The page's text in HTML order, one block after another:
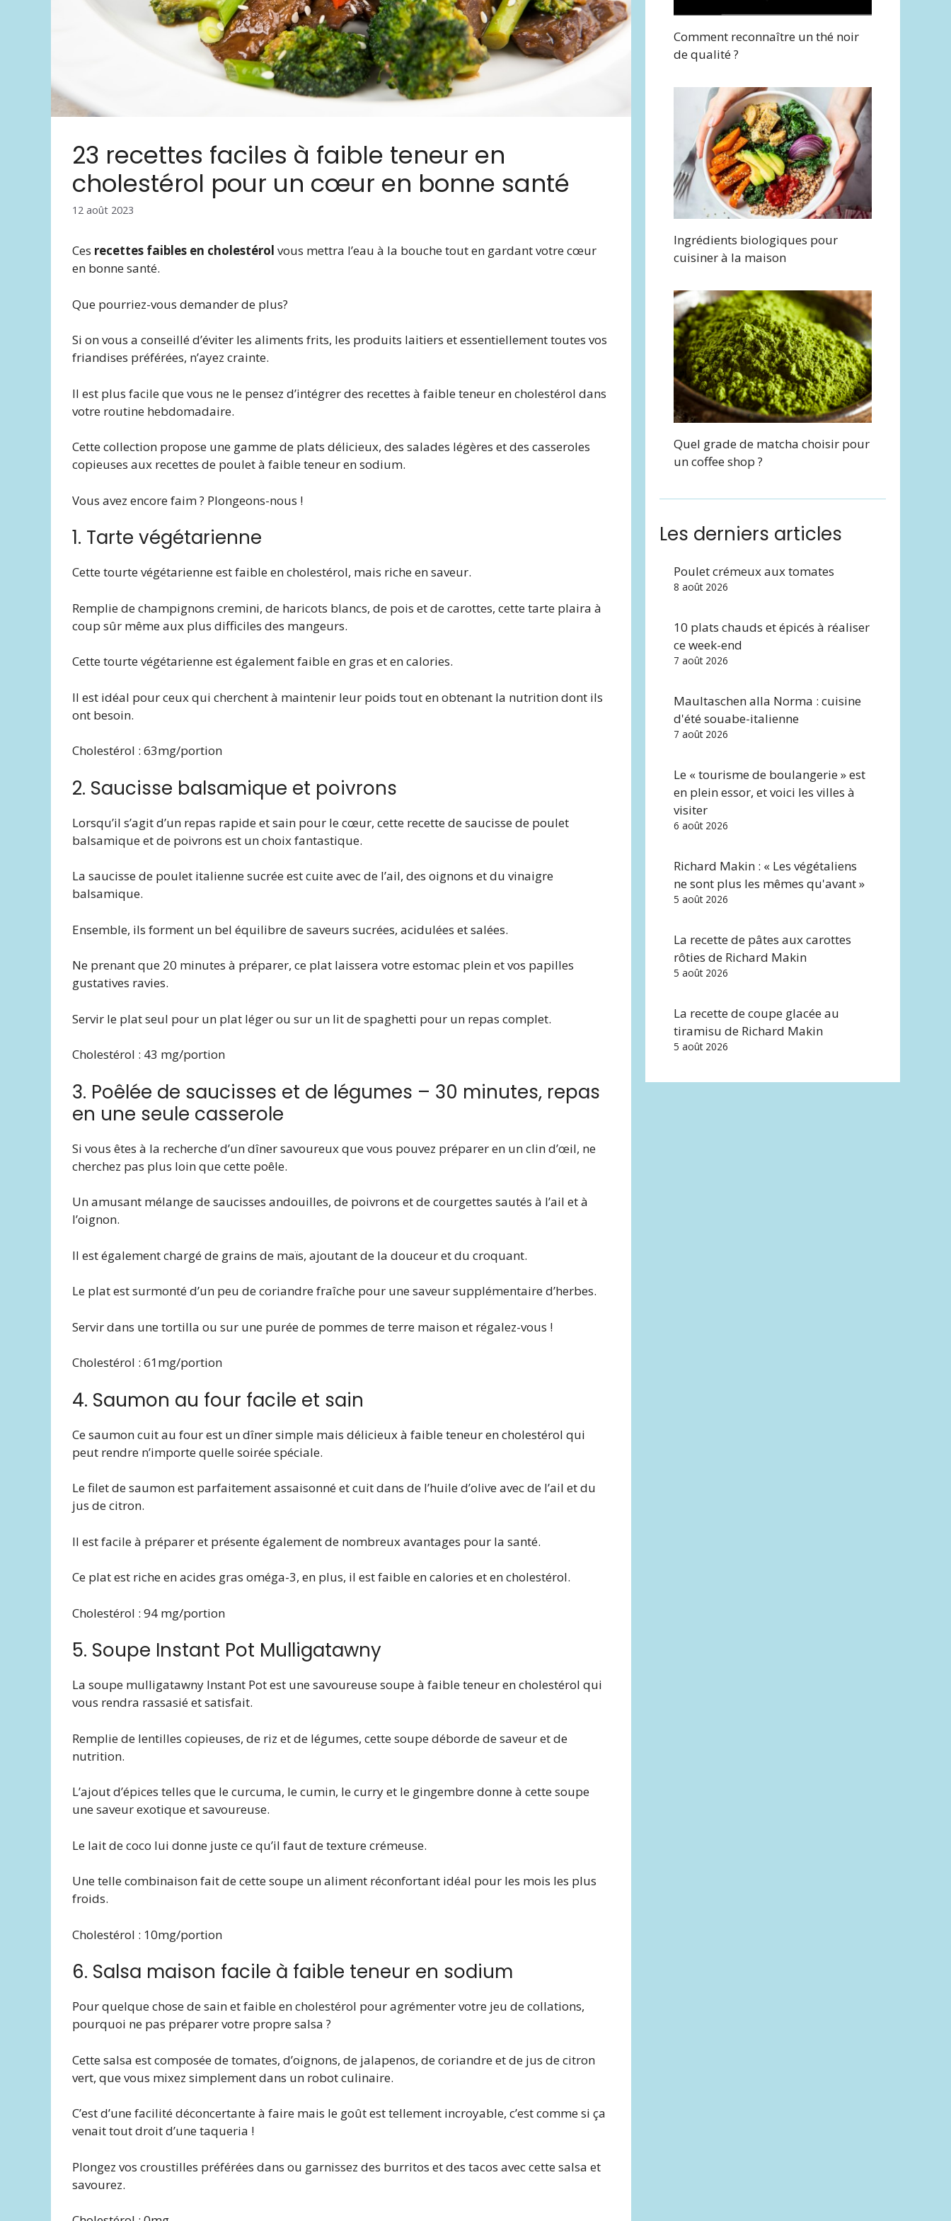
23 recettes faciles à faible teneur en
cholestérol pour un cœur en bonne santé
12 août 2023
Ces recettes faibles en cholestérol vous mettra l’eau à la bouche tout en gardant votre cœur
en bonne santé.
Que pourriez-vous demander de plus?
Si on vous a conseillé d’éviter les aliments frits, les produits laitiers et essentiellement toutes vos
friandises préférées, n’ayez crainte.
Il est plus facile que vous ne le pensez d’intégrer des recettes à faible teneur en cholestérol dans
votre routine hebdomadaire.
Cette collection propose une gamme de plats délicieux, des salades légères et des casseroles
copieuses aux recettes de poulet à faible teneur en sodium.
Vous avez encore faim ? Plongeons-nous !
1. Tarte végétarienne
Cette tourte végétarienne est faible en cholestérol, mais riche en saveur.
Remplie de champignons cremini, de haricots blancs, de pois et de carottes, cette tarte plaira à
coup sûr même aux plus difficiles des mangeurs.
Cette tourte végétarienne est également faible en gras et en calories.
Il est idéal pour ceux qui cherchent à maintenir leur poids tout en obtenant la nutrition dont ils
ont besoin.
Cholestérol : 63mg/portion
2. Saucisse balsamique et poivrons
Lorsqu’il s’agit d’un repas rapide et sain pour le cœur, cette recette de saucisse de poulet
balsamique et de poivrons est un choix fantastique.
La saucisse de poulet italienne sucrée est cuite avec de l’ail, des oignons et du vinaigre
balsamique.
Ensemble, ils forment un bel équilibre de saveurs sucrées, acidulées et salées.
Ne prenant que 20 minutes à préparer, ce plat laissera votre estomac plein et vos papilles
gustatives ravies.
Servir le plat seul pour un plat léger ou sur un lit de spaghetti pour un repas complet.
Cholestérol : 43 mg/portion
3. Poêlée de saucisses et de légumes – 30 minutes, repas
en une seule casserole
Si vous êtes à la recherche d’un dîner savoureux que vous pouvez préparer en un clin d’œil, ne
cherchez pas plus loin que cette poêle.
Un amusant mélange de saucisses andouilles, de poivrons et de courgettes sautés à l’ail et à
l’oignon.
Il est également chargé de grains de maïs, ajoutant de la douceur et du croquant.
Le plat est surmonté d’un peu de coriandre fraîche pour une saveur supplémentaire d’herbes.
Servir dans une tortilla ou sur une purée de pommes de terre maison et régalez-vous !
Cholestérol : 61mg/portion
4. Saumon au four facile et sain
Ce saumon cuit au four est un dîner simple mais délicieux à faible teneur en cholestérol qui
peut rendre n’importe quelle soirée spéciale.
Le filet de saumon est parfaitement assaisonné et cuit dans de l’huile d’olive avec de l’ail et du
jus de citron.
Il est facile à préparer et présente également de nombreux avantages pour la santé.
Ce plat est riche en acides gras oméga-3, en plus, il est faible en calories et en cholestérol.
Cholestérol : 94 mg/portion
5. Soupe Instant Pot Mulligatawny
La soupe mulligatawny Instant Pot est une savoureuse soupe à faible teneur en cholestérol qui
vous rendra rassasié et satisfait.
Remplie de lentilles copieuses, de riz et de légumes, cette soupe déborde de saveur et de
nutrition.
L’ajout d’épices telles que le curcuma, le cumin, le curry et le gingembre donne à cette soupe
une saveur exotique et savoureuse.
Le lait de coco lui donne juste ce qu’il faut de texture crémeuse.
Une telle combinaison fait de cette soupe un aliment réconfortant idéal pour les mois les plus
froids.
Cholestérol : 10mg/portion
6. Salsa maison facile à faible teneur en sodium
Pour quelque chose de sain et faible en cholestérol pour agrémenter votre jeu de collations,
pourquoi ne pas préparer votre propre salsa ?
Cette salsa est composée de tomates, d’oignons, de jalapenos, de coriandre et de jus de citron
vert, que vous mixez simplement dans un robot culinaire.
C’est d’une facilité déconcertante à faire mais le goût est tellement incroyable, c’est comme si ça
venait tout droit d’une taqueria !
Plongez vos croustilles préférées dans ou garnissez des burritos et des tacos avec cette salsa et
savourez.
Comment reconnaître un thé noir
de qualité ?
Ingrédients biologiques pour
cuisiner à la maison
Quel grade de matcha choisir pour
un coffee shop ?
Les derniers articles
Poulet crémeux aux tomates
8 août 2026
10 plats chauds et épicés à réaliser
ce week-end
7 août 2026
Maultaschen alla Norma : cuisine
d'été souabe-italienne
7 août 2026
Le « tourisme de boulangerie » est
en plein essor, et voici les villes à
visiter
6 août 2026
Richard Makin : « Les végétaliens
ne sont plus les mêmes qu'avant »
5 août 2026
La recette de pâtes aux carottes
rôties de Richard Makin
5 août 2026
La recette de coupe glacée au
tiramisu de Richard Makin
5 août 2026